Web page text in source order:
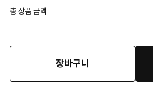
총 상품 금액
장바구니